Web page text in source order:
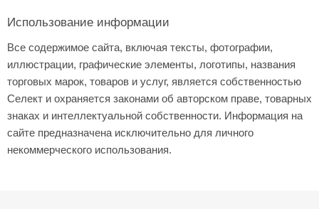
Использование информации
Все содержимое сайта, включая тексты, фотографии,
иллюстрации, графические элементы, логотипы, названия
торговых марок, товаров и услуг, является собственностью
Селект и охраняется законами об авторском праве, товарных
знаках и интеллектуальной собственности. Информация на
сайте предназначена исключительно для личного
некоммерческого использования.